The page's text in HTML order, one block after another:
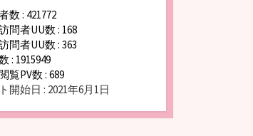
数 : 421772
問者UU数 : 168
問者UU数 : 363
: 1915949
覧PV数 : 689
開始日 : 2021年6月1日